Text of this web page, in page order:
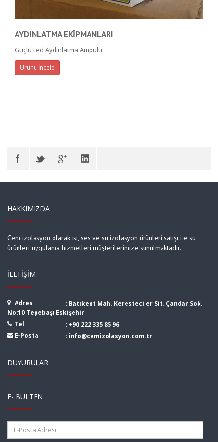
AYDINLATMA EKİPMANLARI
Güçlü Led Aydınlatma Ampülü
Ürünü İncele
HAKKIMIZDA
Cem izolasyon olarak ısı, ses ve su izolasyon ürünleri satışı ile su
ürünleri uygulama hizmetleri müşterilerimize sunulmaktadır.
İLETIŞIM
Adres : Batıkent Mah. Keresteciler Sit. Çandar Sok.
No:10 Tepebaşı Eskişehir
Tel
: +90 222 335 85 96
E-Posta
: info@cemizolasyon.com.tr
DUYURULAR
E- BÜLTEN